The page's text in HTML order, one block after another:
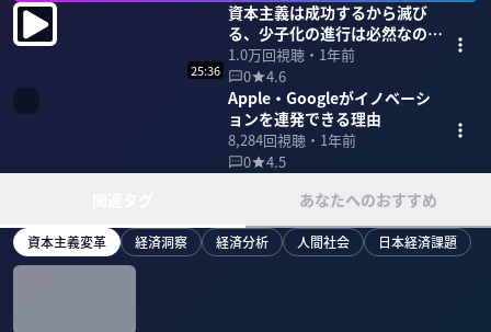
資本主義は成功するから滅び
る、少子化の進行は必然なの
か？
1.0万回視聴・ 1年前
0
4.6
25:36
Apple・Googleがイノベーシ
ョンを連発できる理由
8,284回視聴・ 1年前
0
4.5
あなたへのおすすめ
資本主義変革 経済洞察 経済分析 人間社会 日本経済課題